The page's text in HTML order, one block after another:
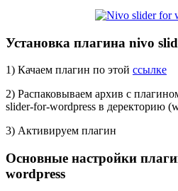
Установка плагина nivo
1) Качаем плагин по этой ссылке
2) Распаковываем архив с
slider-for-wordpress в деректорию
3) Активируем плагин
Основные настройки
wordpress